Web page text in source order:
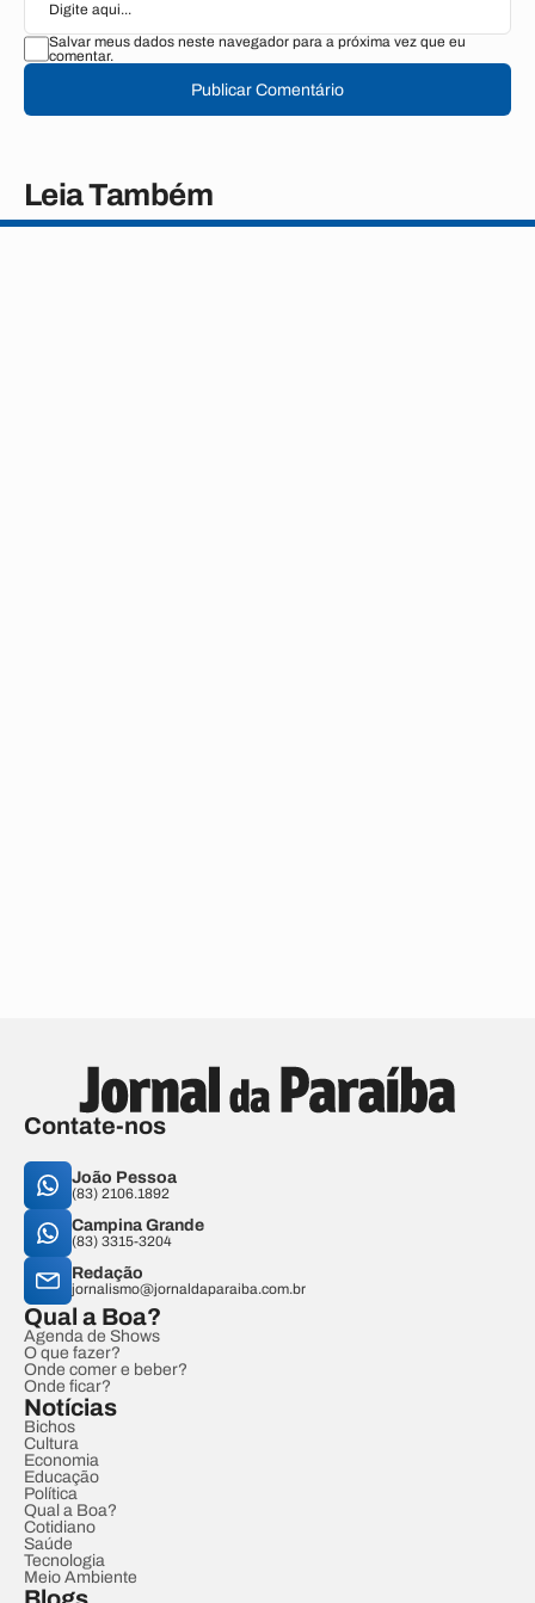
Salvar meus dados neste navegador para a próxima vez que eu
comentar.
Publicar Comentário
Leia Também
Contate-nos
João Pessoa
(83) 2106.1892
Campina Grande
(83) 3315-3204
Redação
jornalismo@jornaldaparaiba.com.br
Qual a Boa?
Agenda de Shows
O que fazer?
Onde comer e beber?
Onde ficar?
Notícias
Bichos
Cultura
Economia
Educação
Política
Qual a Boa?
Cotidiano
Saúde
Tecnologia
Meio Ambiente